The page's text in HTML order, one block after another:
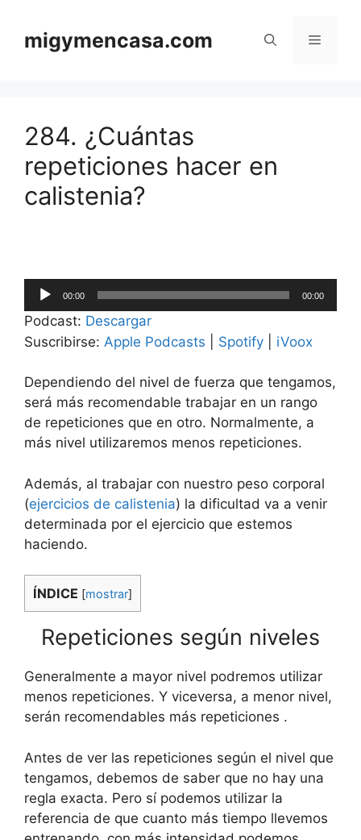
contenido
migymencasa.com Menú
284. ¿Cuántas
repeticiones hacer en
calistenia?
Reproductor
de
audio
00:00 00:00
Podcast: Descargar
Suscribirse: Apple Podcasts Spotify iVoox
Dependiendo del nivel de fuerza que tengamos,
será más recomendable trabajar en un rango
de repeticiones que en otro. Normalmente, a
más nivel utilizaremos menos repeticiones.
Además, al trabajar con nuestro peso corporal
(ejercicios de calistenia) la dificultad va a venir
determinada por el ejercicio que estemos
haciendo.
ÍNDICE [mostrar]
Repeticiones según niveles
Generalmente a mayor nivel podremos utilizar
menos repeticiones. Y viceversa, a menor nivel,
serán recomendables más repeticiones .
Antes de ver las repeticiones según el nivel que
tengamos, debemos de saber que no hay una
regla exacta. Pero sí podemos utilizar la
referencia de que cuanto más tiempo llevemos